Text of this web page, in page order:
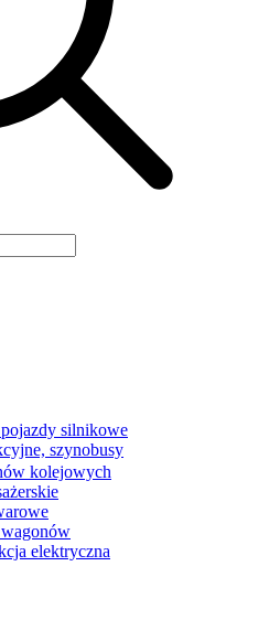
silnikowe
szynobusy
kolejowych
elektryczna